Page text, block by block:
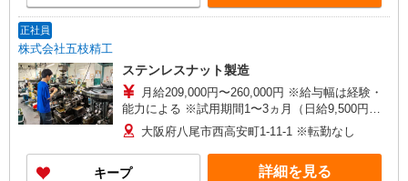
あり）
正社員
株式会社五枝精工
ステンレスナット製造
月給209,000円〜260,000円 ※給与幅は経験・
能力による ※試用期間1〜3ヵ月（日給9,500円）
能力により試用期間短縮あり ※別途、皆勤手
当、家族手当あり
大阪府八尾市西高安町1-11-1 ※転勤なし
キープ 詳細を見る